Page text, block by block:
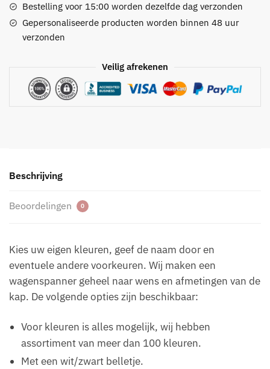
Bestelling voor 15:00 worden dezelfde dag verzonden
Gepersonaliseerde producten worden binnen 48 uur
verzonden
Veilig afrekenen
Beschrijving
Beoordelingen 0
Kies uw eigen kleuren, geef de naam door en
eventuele andere voorkeuren. Wij maken een
wagenspanner geheel naar wens en afmetingen van de
kap. De volgende opties zijn beschikbaar:
Voor kleuren is alles mogelijk, wij hebben
assortiment van meer dan 100 kleuren.
Met een wit/zwart belletje.